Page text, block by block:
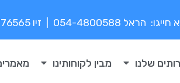
| זיו 052-8776565
שלנו מבין לקוחותינו